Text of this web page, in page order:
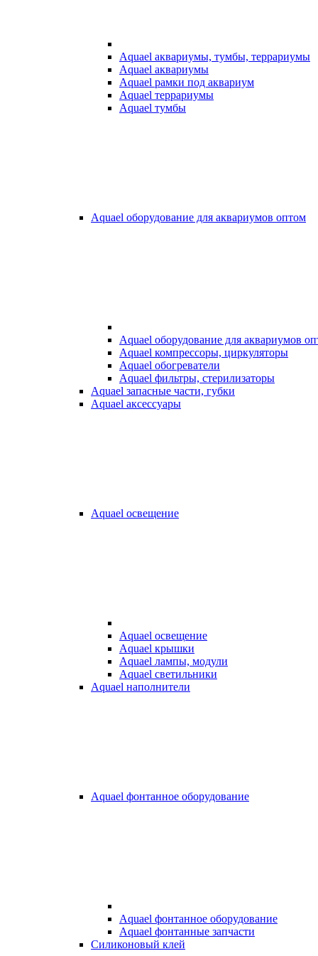
Aquael аквариумы, тумбы, террариумы
Aquael аквариумы
Aquael рамки под аквариум
Aquael террариумы
Aquael тумбы
Aquael оборудование для аквариумов оптом
Aquael оборудование для аквариумов
Aquael компрессоры, циркуляторы
Aquael обогреватели
Aquael фильтры, стерилизаторы
Aquael запасные части, губки
Aquael аксессуары
Aquael освещение
Aquael освещение
Aquael крышки
Aquael лампы, модули
Aquael светильники
Aquael наполнители
Aquael фонтанное оборудование
Aquael фонтанное оборудование
Aquael фонтанные запчасти
Силиконовый клей